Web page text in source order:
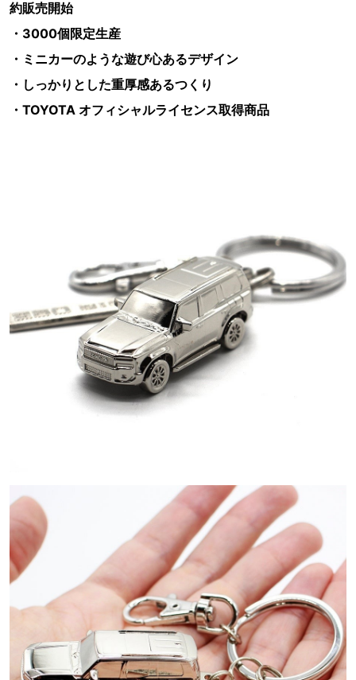
約販売開始
・3000個限定生産
・ミニカーのような遊び心あるデザイン
・しっかりとした重厚感あるつくり
・TOYOTA オフィシャルライセンス取得商品